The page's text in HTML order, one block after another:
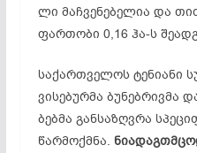
ლი მაჩ­­ვე­ნე­ბე­ლია და
ფარ­თო­ბი 0,16 ჰა-ს
სა­ქარ­თვე­ლოს ტე­ნი­ა­ნი
ვი­სე­ბურ­მა
ბებ­მა გან­საზ­ღვრა
წარ­მოქ­მნა.